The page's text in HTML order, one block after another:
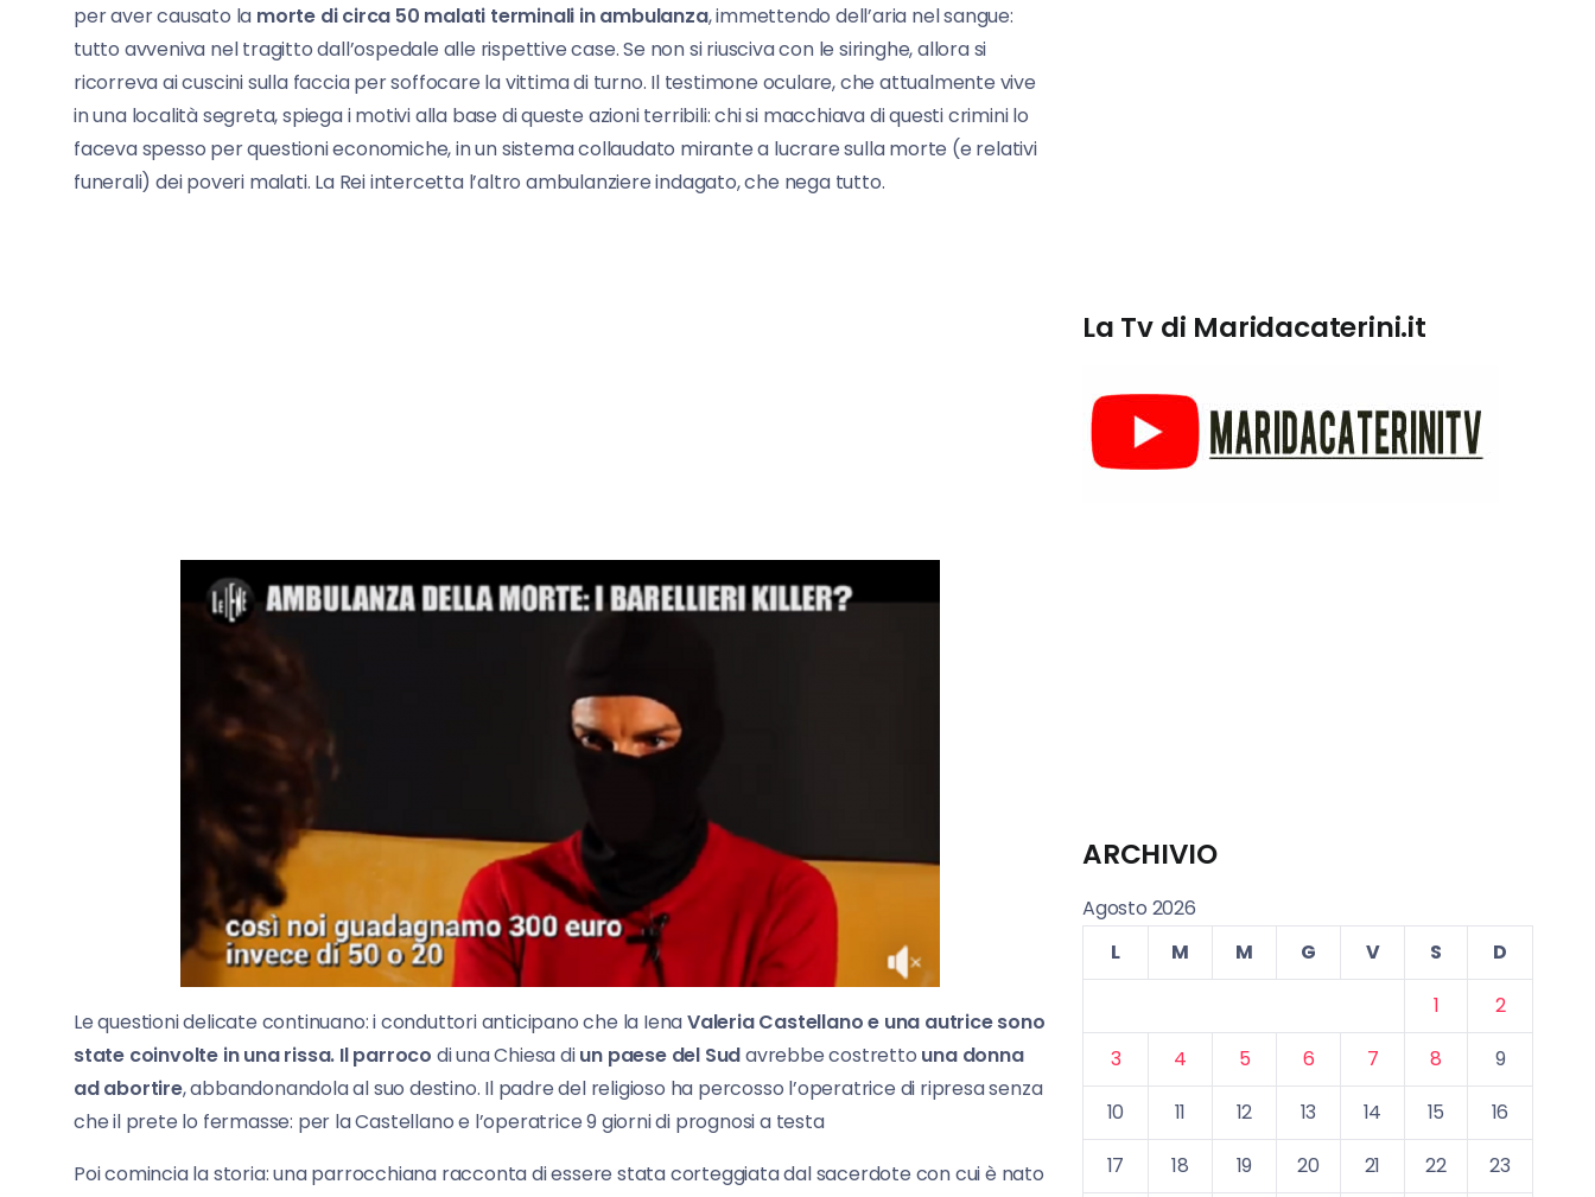
per aver causato la morte di circa 50 malati terminali in ambulanza, immettendo dell’aria nel sangue:
tutto avveniva nel tragitto dall’ospedale alle rispettive case. Se non si riusciva con le siringhe, allora si
ricorreva ai cuscini sulla faccia per soffocare la vittima di turno. Il testimone oculare, che attualmente vive
in una località segreta, spiega i motivi alla base di queste azioni terribili: chi si macchiava di questi crimini lo
faceva spesso per questioni economiche, in un sistema collaudato mirante a lucrare sulla morte (e relativi
funerali) dei poveri malati. La Rei intercetta l’altro ambulanziere indagato, che nega tutto.
Le questioni delicate continuano: i conduttori anticipano che la IenaValeria Castellano e una autrice sono
state coinvolte in una rissa. Il parroco di una Chiesa diun paese del Sudavrebbe costretto una donna
ad abortire, abbandonandola al suo destino. Il padre del religioso ha percosso l’operatrice di ripresa senza
che il prete lo fermasse: per la Castellano e l’operatrice 9 giorni di prognosi a testa
Poi comincia la storia: una parrocchiana racconta di essere stata corteggiata dal sacerdote con cui è nato
La Tv di Maridacaterini.it
ARCHIVIO
Agosto 2026
L
M M G V S
D
1
2
3
4 5 6 7 8
9
10
11 12 13 14 15
16
17
18 19 20 21 22 23